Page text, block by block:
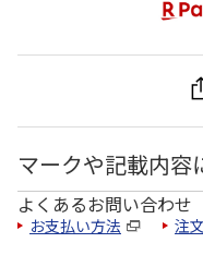
マークや記載内容
よくあるお問い合わせ
お支払い方法 注